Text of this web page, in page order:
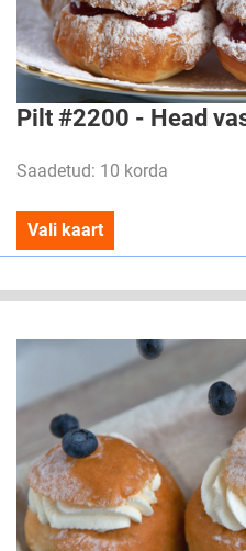
Pilt #2200 - Head
Saadetud: 10 korda
Vali kaart